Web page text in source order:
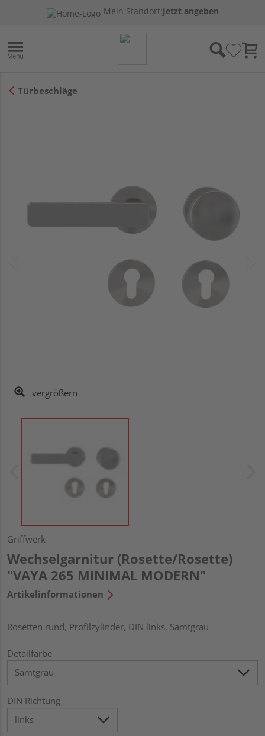
Mein Standort:Jetzt angeben
Türbeschläge
vergrößern
Griffwerk
Wechselgarnitur (Rosette/Rosette)
"VAYA 265 MINIMAL MODERN"
Artikelinformationen
Rosetten rund, Profilzylinder, DIN links, Samtgrau
Detailfarbe
DIN Richtung